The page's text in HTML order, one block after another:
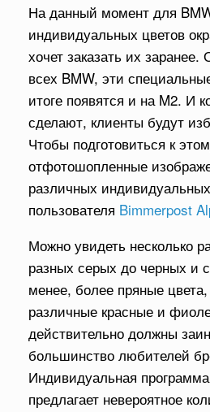
На данный момент для
индивидуальных цветов
хочет заказать их заранее.
всех BMW, эти
итоге появятся и на M2. И
сделают, клиенты будут
Чтобы подготовиться к
отфотошопленные
различных
пользователя Bimmerpost
Можно увидеть несколько
разных серых до черных и
менее, более пряные цвета,
различные красные и
действительно должны
большинство любителей
Индивидуальная
предлагает невероятное